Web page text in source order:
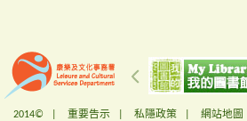
2014© | 重要告示 私隱政策 網站地圖